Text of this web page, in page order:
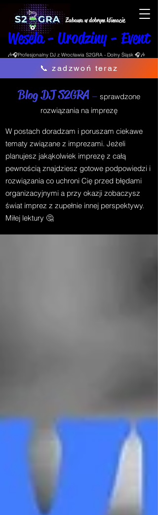
Zabawa w dobrym klimacie
Wesela - Urodziny - Event
🎶🎧Profesjonalny DJ z Wrocławia S2GRA - Dolny Śląsk 🎧🎶
📞 zadzwoń teraz
Blog DJ S2GRA – sprawdzone
rozwiązania na imprezę
W postach doradzam i poruszam ciekawe
tematy związane z imprezami. Jeżeli
planujesz jakąkolwiek imprezę z całą
pewnością znajdziesz gotowe podpowiedzi i
rozwiązania co uchroni Cię przed błędami
organizacyjnymi a przy okazji zobaczysz
świat imprez z zupełnie innej perspektywy.
Miłej lektury 🤔